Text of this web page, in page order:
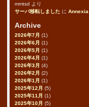
mmtsd より
サーバ移転しました に Annexia
Archive
2026年7月 (1)
2026年6月 (1)
2026年5月 (1)
2026年4月 (1)
2026年3月 (4)
2026年2月 (2)
2026年1月 (1)
2025年12月 (5)
2025年11月 (1)
2025年10月 (5)